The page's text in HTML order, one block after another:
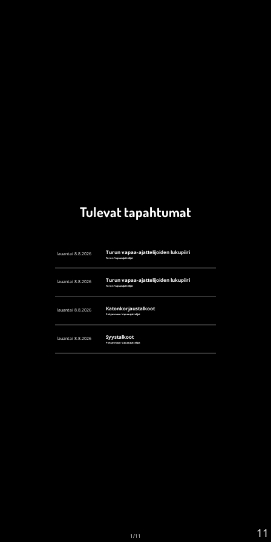
Tulevat tapahtumat
lauantai 8.8.2026 Turun vapaa-ajattelijoiden lukupiiri
Turun Vapaa-ajattelijat
lauantai 8.8.2026 Turun vapaa-ajattelijoiden lukupiiri
Turun Vapaa-ajattelijat
lauantai 8.8.2026 Katonkorjaustalkoot
Pohjanmaan Vapaa-ajattelijat
lauantai 8.8.2026 Syystalkoot
Pohjanmaan Vapaa-ajattelijat
1/11 11